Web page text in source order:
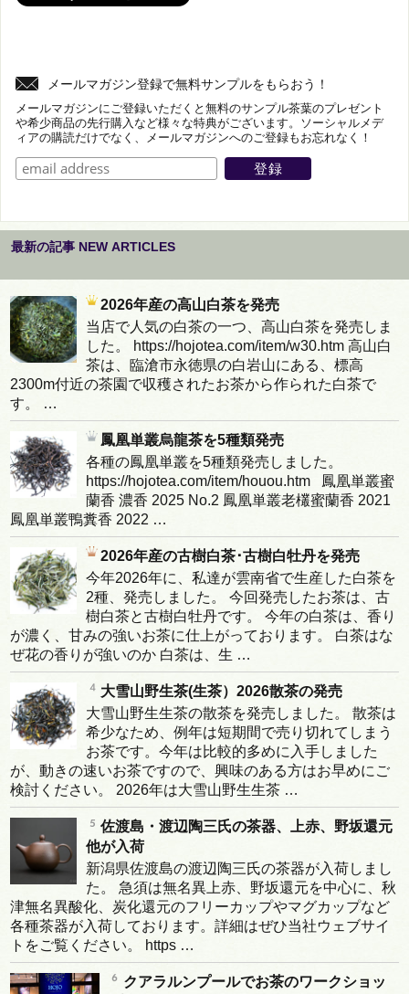
メールマガジン登録で無料サンプルをもらおう！
メールマガジンにご登録いただくと無料のサンプル茶葉のプレゼント
や希少商品の先行購入など様々な特典がございます。ソーシャルメデ
ィアの購読だけでなく、メールマガジンへのご登録もお忘れなく！
最新の記事 NEW ARTICLES
2026年産の高山白茶を発売
当店で人気の白茶の一つ、高山白茶を発売しま
した。 https://hojotea.com/item/w30.htm 高山白
茶は、臨滄市永徳県の白岩山にある、標高
2300m付近の茶園で収穫されたお茶から作られた白茶で
す。 …
鳳凰単叢烏龍茶を5種類発売
各種の鳳凰単叢を5種類発売しました。
https://hojotea.com/item/houou.htm 鳳凰単叢蜜
蘭香 濃香 2025 No.2 鳳凰単叢老欉蜜蘭香 2021
鳳凰単叢鴨糞香 2022 …
2026年産の古樹白茶･古樹白牡丹を発売
今年2026年に、私達が雲南省で生産した白茶を
2種、発売しました。 今回発売したお茶は、古
樹白茶と古樹白牡丹です。 今年の白茶は、香り
が濃く、甘みの強いお茶に仕上がっております。 白茶はな
ぜ花の香りが強いのか 白茶は、生 …
大雪山野生茶(生茶）2026散茶の発売
大雪山野生生茶の散茶を発売しました。 散茶は
希少なため、例年は短期間で売り切れてしまう
お茶です。今年は比較的多めに入手しました
が、動きの速いお茶ですので、興味のある方はお早めにご
検討ください。 2026年は大雪山野生生茶 …
佐渡島・渡辺陶三氏の茶器、上赤、野坂還元
他が入荷
新潟県佐渡島の渡辺陶三氏の茶器が入荷しまし
た。 急須は無名異上赤、野坂還元を中心に、秋
津無名異酸化、炭化還元のフリーカップやマグカップなど
各種茶器が入荷しております。詳細はぜひ当社ウェブサイ
トをご覧ください。 https …
クアラルンプールでお茶のワークショッ